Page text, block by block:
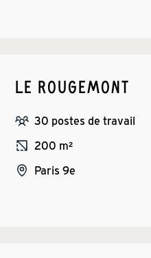
LE ROUGEMONT
30 postes de travail
200 m²
Paris 9e